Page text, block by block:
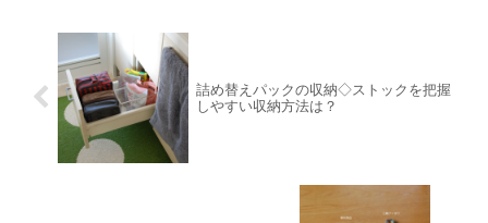
詰め替えパックの収納◇ストックを把握
しやすい収納方法は？